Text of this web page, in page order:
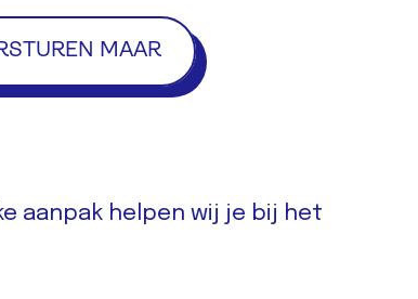
aanpak helpen wij je bij het